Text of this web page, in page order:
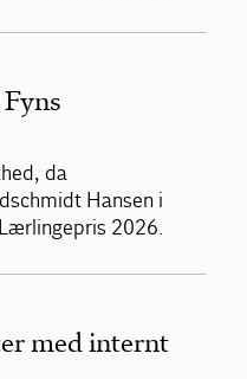
da
Hansen i
2026.
med internt